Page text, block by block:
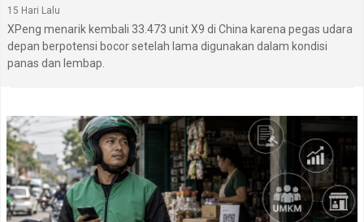
15 Hari Lalu
XPeng menarik kembali 33.473 unit X9 di China karena pegas udara
depan berpotensi bocor setelah lama digunakan dalam kondisi
panas dan lembap.